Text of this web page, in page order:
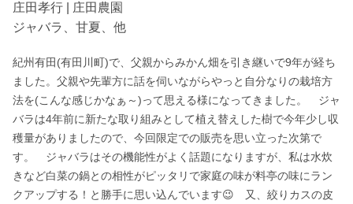
庄田孝行 | 庄田農園
ジャバラ、甘夏、他
紀州有田(有田川町)で、父親からみかん畑を引き継いで9年が経ち
ました。父親や先輩方に話を伺いながらやっと自分なりの栽培方
法を(こんな感じかなぁ～)って思える様になってきました。　ジャ
バラは4年前に新たな取り組みとして植え替えした樹で今年少し収
穫量がありましたので、今回限定での販売を思い立った次第で
す。　ジャバラはその機能性がよく話題になりますが、私は水炊
きなど白菜の鍋との相性がピッタリで家庭の味が料亭の味にラン
クアップする！と勝手に思い込んでいます😉　又、絞りカスの皮